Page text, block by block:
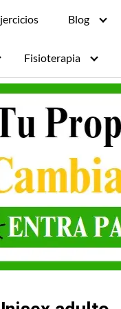
Blog
Fisioterapia